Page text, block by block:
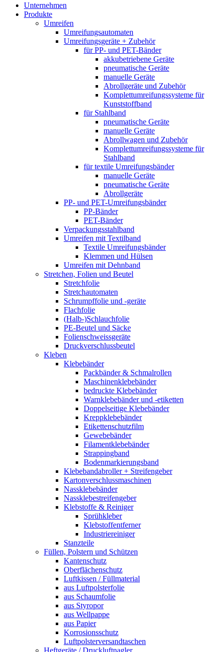
Unternehmen
Produkte
Umreifen
Umreifungsautomaten
Umreifungsgeräte + Zubehör
für PP- und PET-Bänder
akkubetriebene Geräte
pneumatische Geräte
manuelle Geräte
Abrollgeräte und Zubehör
Komplett­umreifungs­systeme für
Kunststoffband
für Stahlband
pneumatische Geräte
manuelle Geräte
Abrollwagen und Zubehör
Komplett­umreifungs­systeme für
Stahlband
für textile Umreifungsbänder
manuelle Geräte
pneumatische Geräte
Abrollgeräte
PP- und PET-Umreifungsbänder
PP-Bänder
PET-Bänder
Verpackungsstahlband
Umreifen mit Textilband
Textile Umreifungsbänder
Klemmen und Hülsen
Umreifen mit Dehnband
Stretchen, Folien und Beutel
Stretchfolie
Stretchautomaten
Schrumpffolie und -geräte
Flachfolie
(Halb-)Schlauchfolie
PE-Beutel und Säcke
Folienschweissgeräte
Druckverschlussbeutel
Kleben
Klebebänder
Packbänder & Schmalrollen
Maschinenklebebänder
bedruckte Klebebänder
Warnklebebänder und -etiketten
Doppelseitige Klebebänder
Kreppklebebänder
Etikettenschutzfilm
Gewebebänder
Filamentklebebänder
Strappingband
Bodenmarkierungsband
Klebebandabroller + Streifengeber
Kartonverschlussmaschinen
Nassklebebänder
Nassklebestreifengeber
Klebstoffe & Reiniger
Sprühkleber
Klebstoffentferner
Industriereiniger
Stanzteile
Füllen, Polstern und Schützen
Kantenschutz
Oberflächenschutz
Luftkissen / Füllmaterial
aus Luftpolsterfolie
aus Schaumfolie
aus Styropor
aus Wellpappe
aus Papier
Korrosionsschutz
Luftpolsterversandtaschen
Heftgeräte / Druckluftnagler